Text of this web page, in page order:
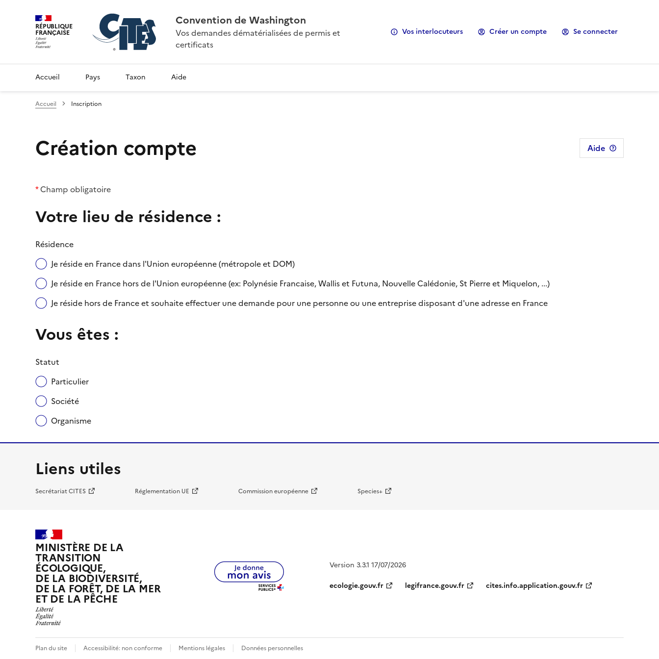
RÉPUBLIQUE
FRANÇAISE
Convention de Washington
Vos demandes dématérialisées de permis et
certificats
Vos interlocuteurs Créer un compte Se connecter
Accueil Pays Taxon Aide
Accueil Inscription
Création compte Aide
*Champ obligatoire
Votre lieu de résidence :
Résidence
Je réside en France dans l'Union européenne (métropole et DOM)
Je réside en France hors de l'Union européenne (ex: Polynésie Francaise, Wallis et Futuna, Nouvelle Calédonie, St Pierre et Miquelon, ...)
Je réside hors de France et souhaite effectuer une demande pour une personne ou une entreprise disposant d'une adresse en France
Vous êtes :
Statut
Particulier
Société
Organisme
Liens utiles
Secrétariat CITES Réglementation UE Commission européenne Species+
MINISTÈRE DE LA
TRANSITION
ÉCOLOGIQUE,
DE LA BIODIVERSITÉ,
DE LA FORÊT, DE LA MER
ET DE LA PÊCHE
Version 3.3.1 17/07/2026
ecologie.gouv.fr
legifrance.gouv.fr cites.info.application.gouv.fr
Plan du site Accessibilité: non conforme Mentions légales Données personnelles